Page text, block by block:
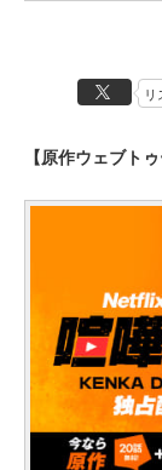
リ
【原作ウェブト